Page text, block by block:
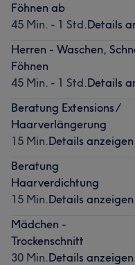
Föhnen ab
45 Min. - 1 Std.Details
Herren - Waschen,
Föhnen
45 Min. - 1 Std.Details
Beratung Extensions /
Haarverlängerung
15 Min.Details anzeigen
Beratung
Haarverdichtung
15 Min.Details anzeigen
Mädchen -
Trockenschnitt
30 Min.Details anzeigen